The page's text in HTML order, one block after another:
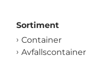
Sortiment
Container
Avfallscontainer